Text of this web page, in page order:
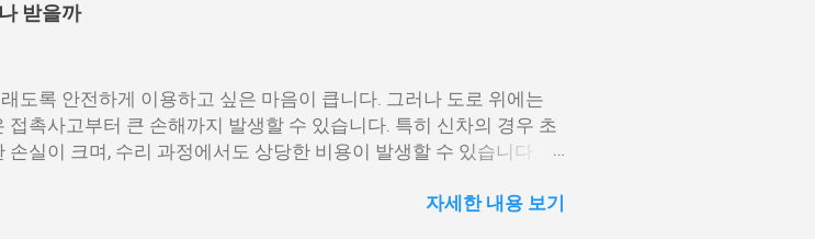
해당 기간의 총 일수로 나눈 값입니다. 2. 평균임금 산정 방법 1일
직금(세전)은 다음과 같이 계산됩니다. 166,667원×30일×(7,000일
법과 세금 공제 항목 퇴직금은 세금이 부과되는 소득에 해당하므
을 세후 기준으로 확인하려면 퇴직소득공제, 환산급여, 과세표준을
−10)×80만원 예를 들어, 20년 근무한 경우, 400만원+(20년−10)...
받을까
도록 안전하게 이용하고 싶은 마음이 큽니다. 그러나 도로 위에는
접촉사고부터 큰 손해까지 발생할 수 있습니다. 특히 신차의 경우 초
실이 크며, 수리 과정에서도 상당한 비용이 발생할 수 있습니다. 이
안 발생할 수 있는 다양한 손해를 보완하며, 기존 자동차보험만으로
자세한 내용 보기